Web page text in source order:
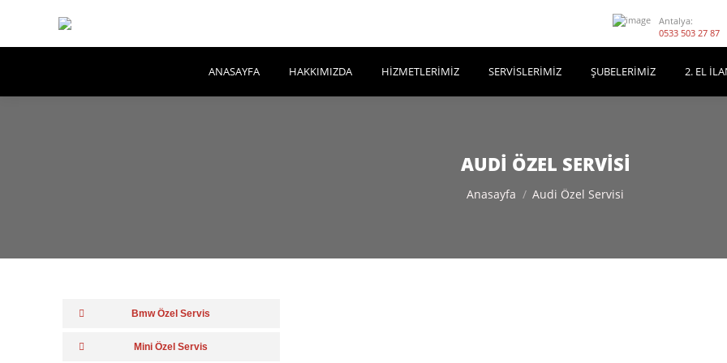
Antalya:
0533 503 27 87
ANASAYFA HAKKIMIZDA HIZMETLERIMIZ SERVISLERIMIZ ŞUBELERIMIZ 2. EL
AUDI ÖZEL SERVISI
You are here:
Anasayfa Audi Özel Servisi
Bmw Özel Servis
Mini Özel Servis